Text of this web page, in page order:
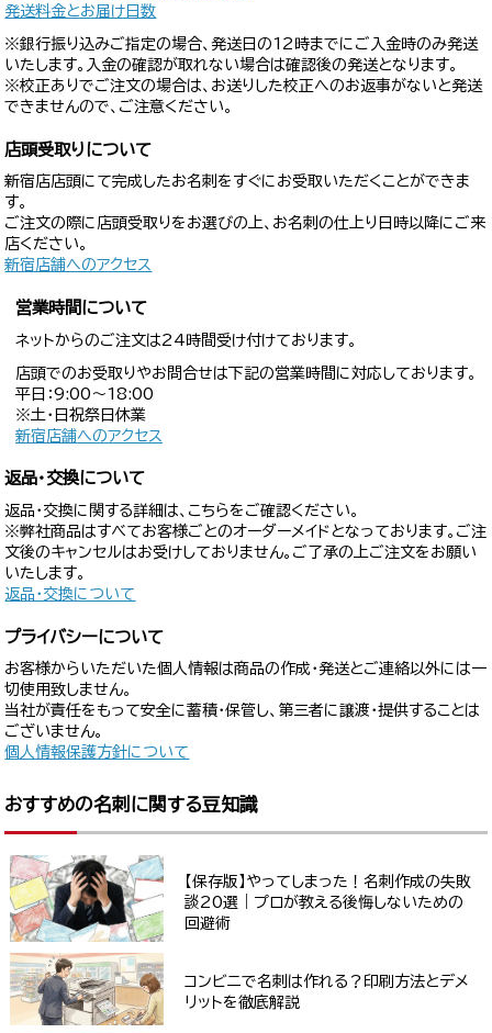
発送料金とお届け日数
※銀行振り込みご指定の場合、発送日の12時までにご入金時のみ発送
いたします。入金の確認が取れない場合は確認後の発送となります。
※校正ありでご注文の場合は、お送りした校正へのお返事がないと発送
できませんので、ご注意ください。
店頭受取りについて
新宿店店頭にて完成したお名刺をすぐにお受取いただくことができま
す。
ご注文の際に店頭受取りをお選びの上、お名刺の仕上り日時以降にご来
店ください。
新宿店舗へのアクセス
営業時間について
ネットからのご注文は24時間受け付けております。
店頭でのお受取りやお問合せは下記の営業時間に対応しております。
平日：9:00〜18:00
※土・日祝祭日休業
新宿店舗へのアクセス
返品・交換について
返品・交換に関する詳細は、こちらをご確認ください。
※弊社商品はすべてお客様ごとのオーダーメイドとなっております。ご注
文後のキャンセルはお受けしておりません。ご了承の上ご注文をお願い
いたします。
返品・交換について
プライバシーについて
お客様からいただいた個人情報は商品の作成・発送とご連絡以外には一
切使用致しません。
当社が責任をもって安全に蓄積・保管し、第三者に譲渡・提供することは
ございません。
個人情報保護方針について
おすすめの名刺に関する豆知識
【保存版】やってしまった！名刺作成の失敗
談20選｜プロが教える後悔しないための
回避術
コンビニで名刺は作れる？印刷方法とデメ
リットを徹底解説